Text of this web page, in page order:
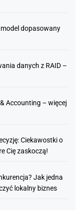
dopasowany
danych z RAID –
Accounting – więcej
Ciekawostki o
Cię zaskoczą!
Jak jedna
lokalny biznes